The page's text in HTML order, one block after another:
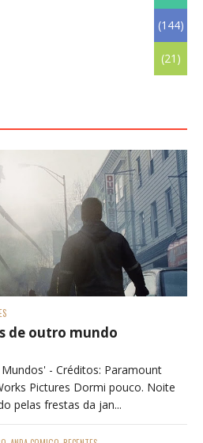
(144)
(21)
de outro mundo
- Créditos: Paramount
Pictures Dormi pouco. Noite
pelas frestas da jan...